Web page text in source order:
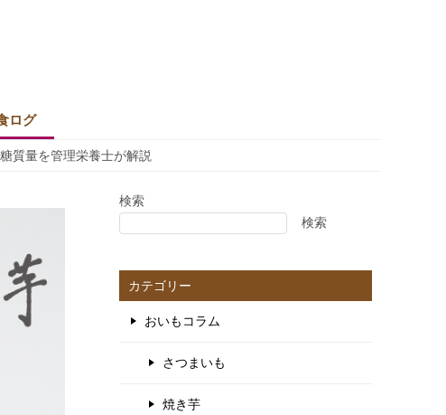
ログ
質量を管理栄養士が解説
検索
検索
カテゴリー
おいもコラム
さつまいも
焼き芋